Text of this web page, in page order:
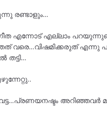
രണ്ടാളും…
എന്നോട് എല്ലാം
വരെ…വിഷമിക്കരുത് എന്നു
തട്ടി…
അറിഞ്ഞവർ